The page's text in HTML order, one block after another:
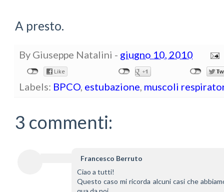
A presto.
By Giuseppe Natalini - giugno 10, 2010
Labels: BPCO, estubazione, muscoli
3 commenti:
Francesco Berruto
Ciao a tutti!
Questo caso mi ricorda alcuni casi che